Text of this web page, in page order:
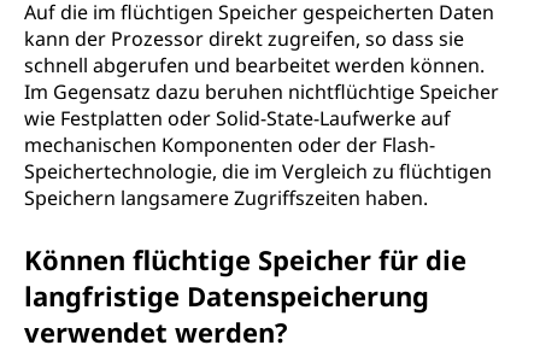
Auf die im flüchtigen Speicher gespeicherten Daten
kann der Prozessor direkt zugreifen, so dass sie
schnell abgerufen und bearbeitet werden können.
Im Gegensatz dazu beruhen nichtflüchtige Speicher
wie Festplatten oder Solid-State-Laufwerke auf
mechanischen Komponenten oder der Flash-
Speichertechnologie, die im Vergleich zu flüchtigen
Speichern langsamere Zugriffszeiten haben.
Können flüchtige Speicher für die
langfristige Datenspeicherung
verwendet werden?